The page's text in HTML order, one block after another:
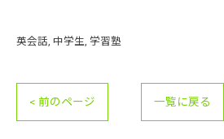
英会話 中学生 学習塾
< 前のページ 一覧に戻る